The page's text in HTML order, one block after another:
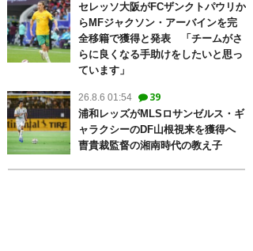
セレッソ大阪がFCザンクトパウリか
らMFジャクソン・アーバインを完
全移籍で獲得と発表 「チームがさ
らに良くなる手助けをしたいと思っ
ています」
26.8.6 01:54 39
浦和レッズがMLSロサンゼルス・ギ
ャラクシーのDF山根視来を獲得へ
曺貴裁監督の湘南時代の教え子